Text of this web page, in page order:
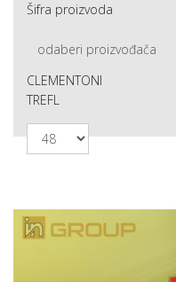
Šifra proizvoda
odaberi proizvođača
CLEMENTONI
TREFL